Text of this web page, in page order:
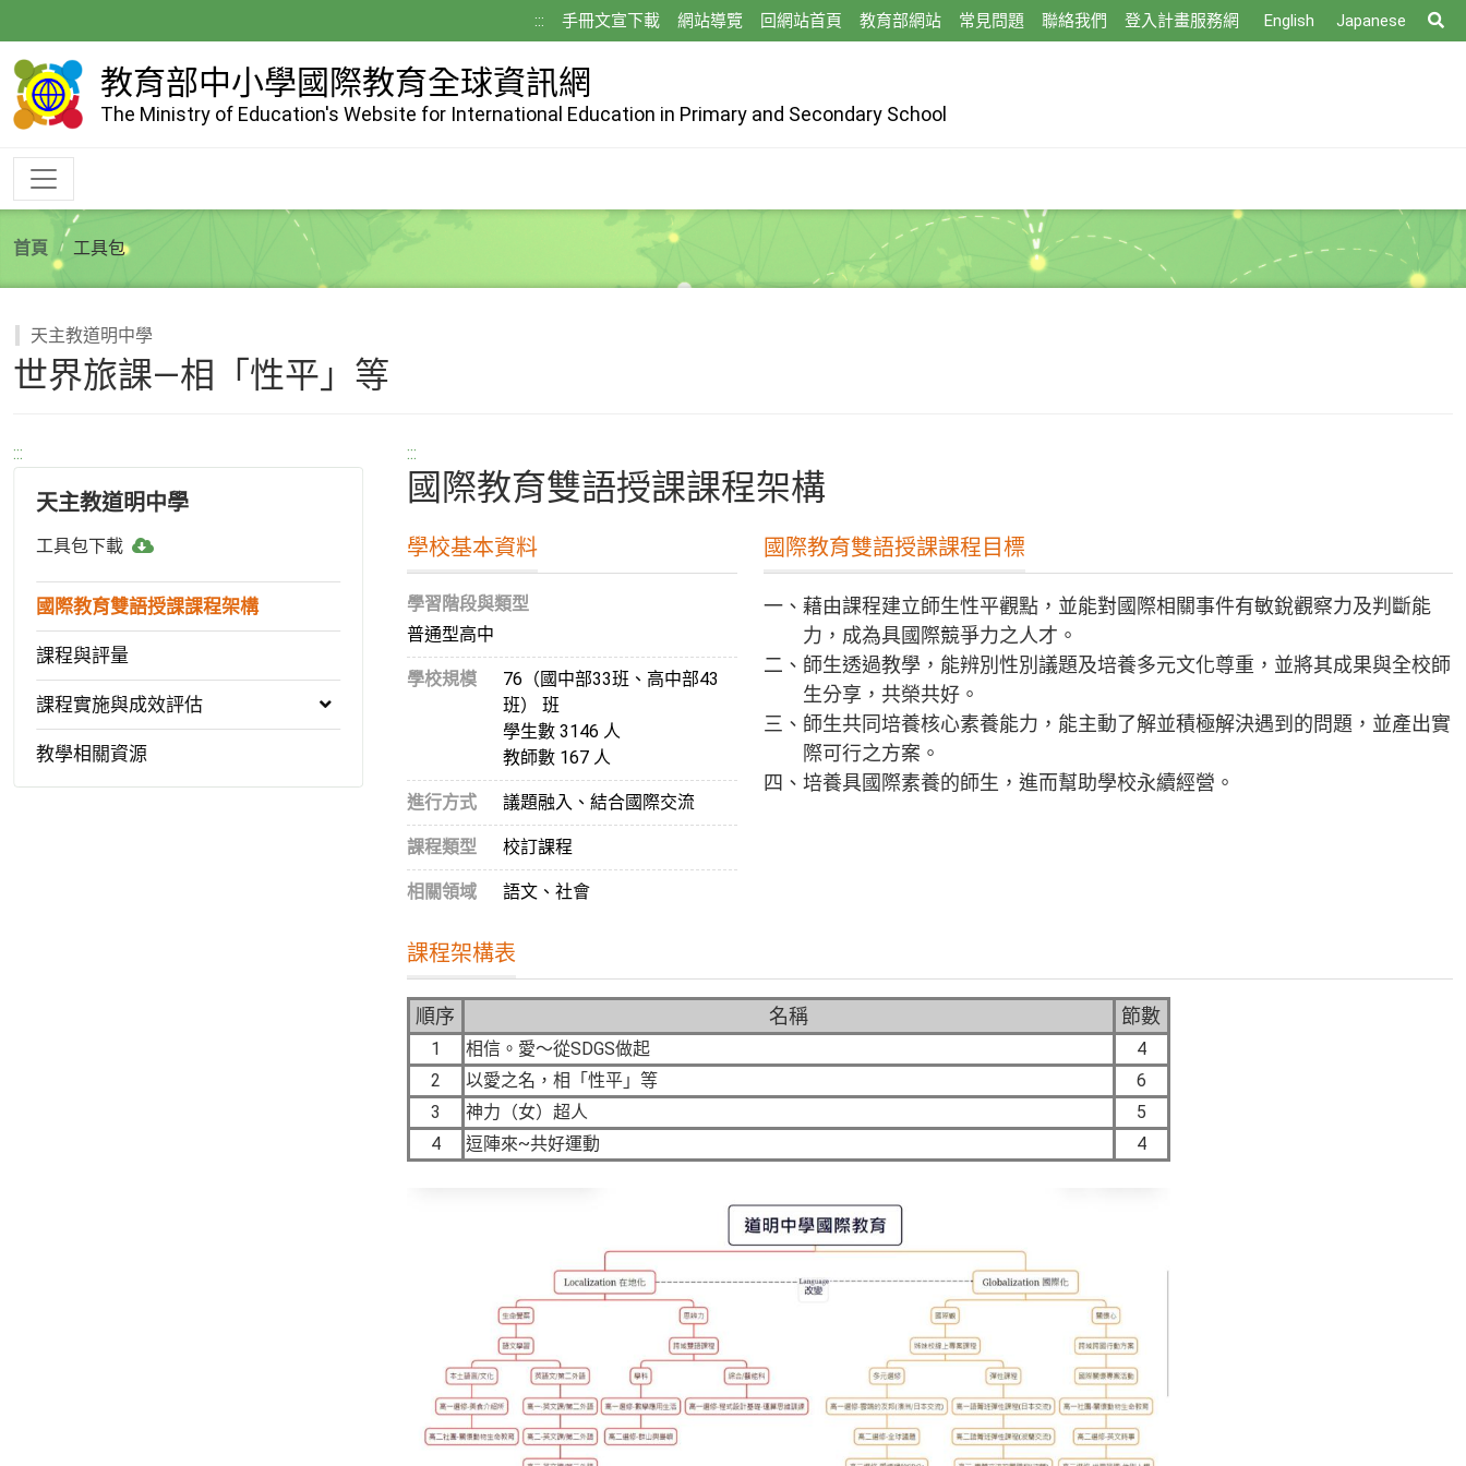
到
主
內
::: 手冊文宣下載 網站導覽 回網站首頁 教育部網站 常見問題 聯絡我們 登入計畫服務網 English Japanese
尋
教育部中小學國際教育全球資訊網
The Ministry of Education's Website for International Education in Primary and Secondary School
首頁 工具包
天主教道明中學
世界旅課—相「性平」等
:::
天主教道明中學
工具包下載
工
包
國際教育雙語授課課程架構
課程與評量
課程實施與成效評估
教學相關資源
:::
國際教育雙語授課課程架構
學校基本資料
學習階段與類型
普通型高中
學校規模
76（國中部33班、高中部43
班） 班
學生數 3146 人
教師數 167 人
進行方式 議題融入、結合國際交流
課程類型 校訂課程
相關領域 語文、社會
國際教育雙語授課課程目標
一、藉由課程建立師生性平觀點，並能對國際相關事件有敏銳觀察力及判斷能
力，成為具國際競爭力之人才。
二、師生透過教學，能辨別性別議題及培養多元文化尊重，並將其成果與全校師
生分享，共榮共好。
三、師生共同培養核心素養能力，能主動了解並積極解決遇到的問題，並產出實
際可行之方案。
四、培養具國際素養的師生，進而幫助學校永續經營。
課程架構表
順序 名稱 節數
1 相信。愛〜從SDGS做起
4
2
以愛之名，相「性平」等
6
3
神力（女）超人
5
4
逗陣來~共好運動 4